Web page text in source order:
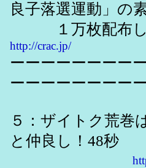
良子落選運動」の
１万枚配布し
http://crac.jp/
ーーーーーーーー
ーーーーーーーー
５：ザイトク荒巻
と仲良し！48秒